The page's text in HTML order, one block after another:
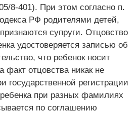
8-401). При этом согласно п.
РФ родителями детей,
супруги. Отцовство
удостоверяется записью об
что ребенок носит
отцовства никак не
государственной регистрации
при разных фамилиях
по соглашению